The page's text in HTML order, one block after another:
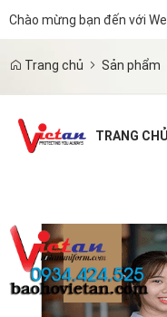
Chào mừng bạn đến với
Trang chủ Sản phẩm
TRANG CHỦ